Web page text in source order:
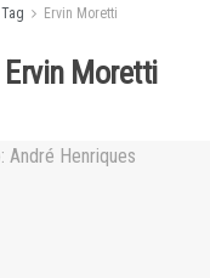
Tag Ervin Moretti
Ervin Moretti